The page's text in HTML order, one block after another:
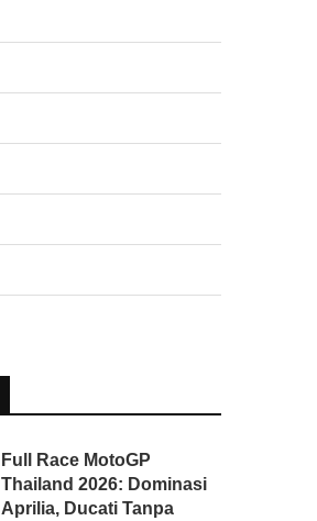
Full Race MotoGP
Thailand 2026: Dominasi
Aprilia, Ducati Tanpa